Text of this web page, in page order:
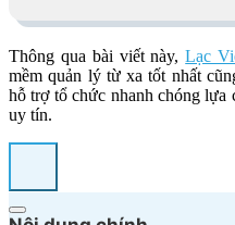
Thông qua bài viết này,Lạc
mềm quản lý từ xa tốt nhất
hỗ trợ tổ chức nhanh chóng lựa
uy tín.